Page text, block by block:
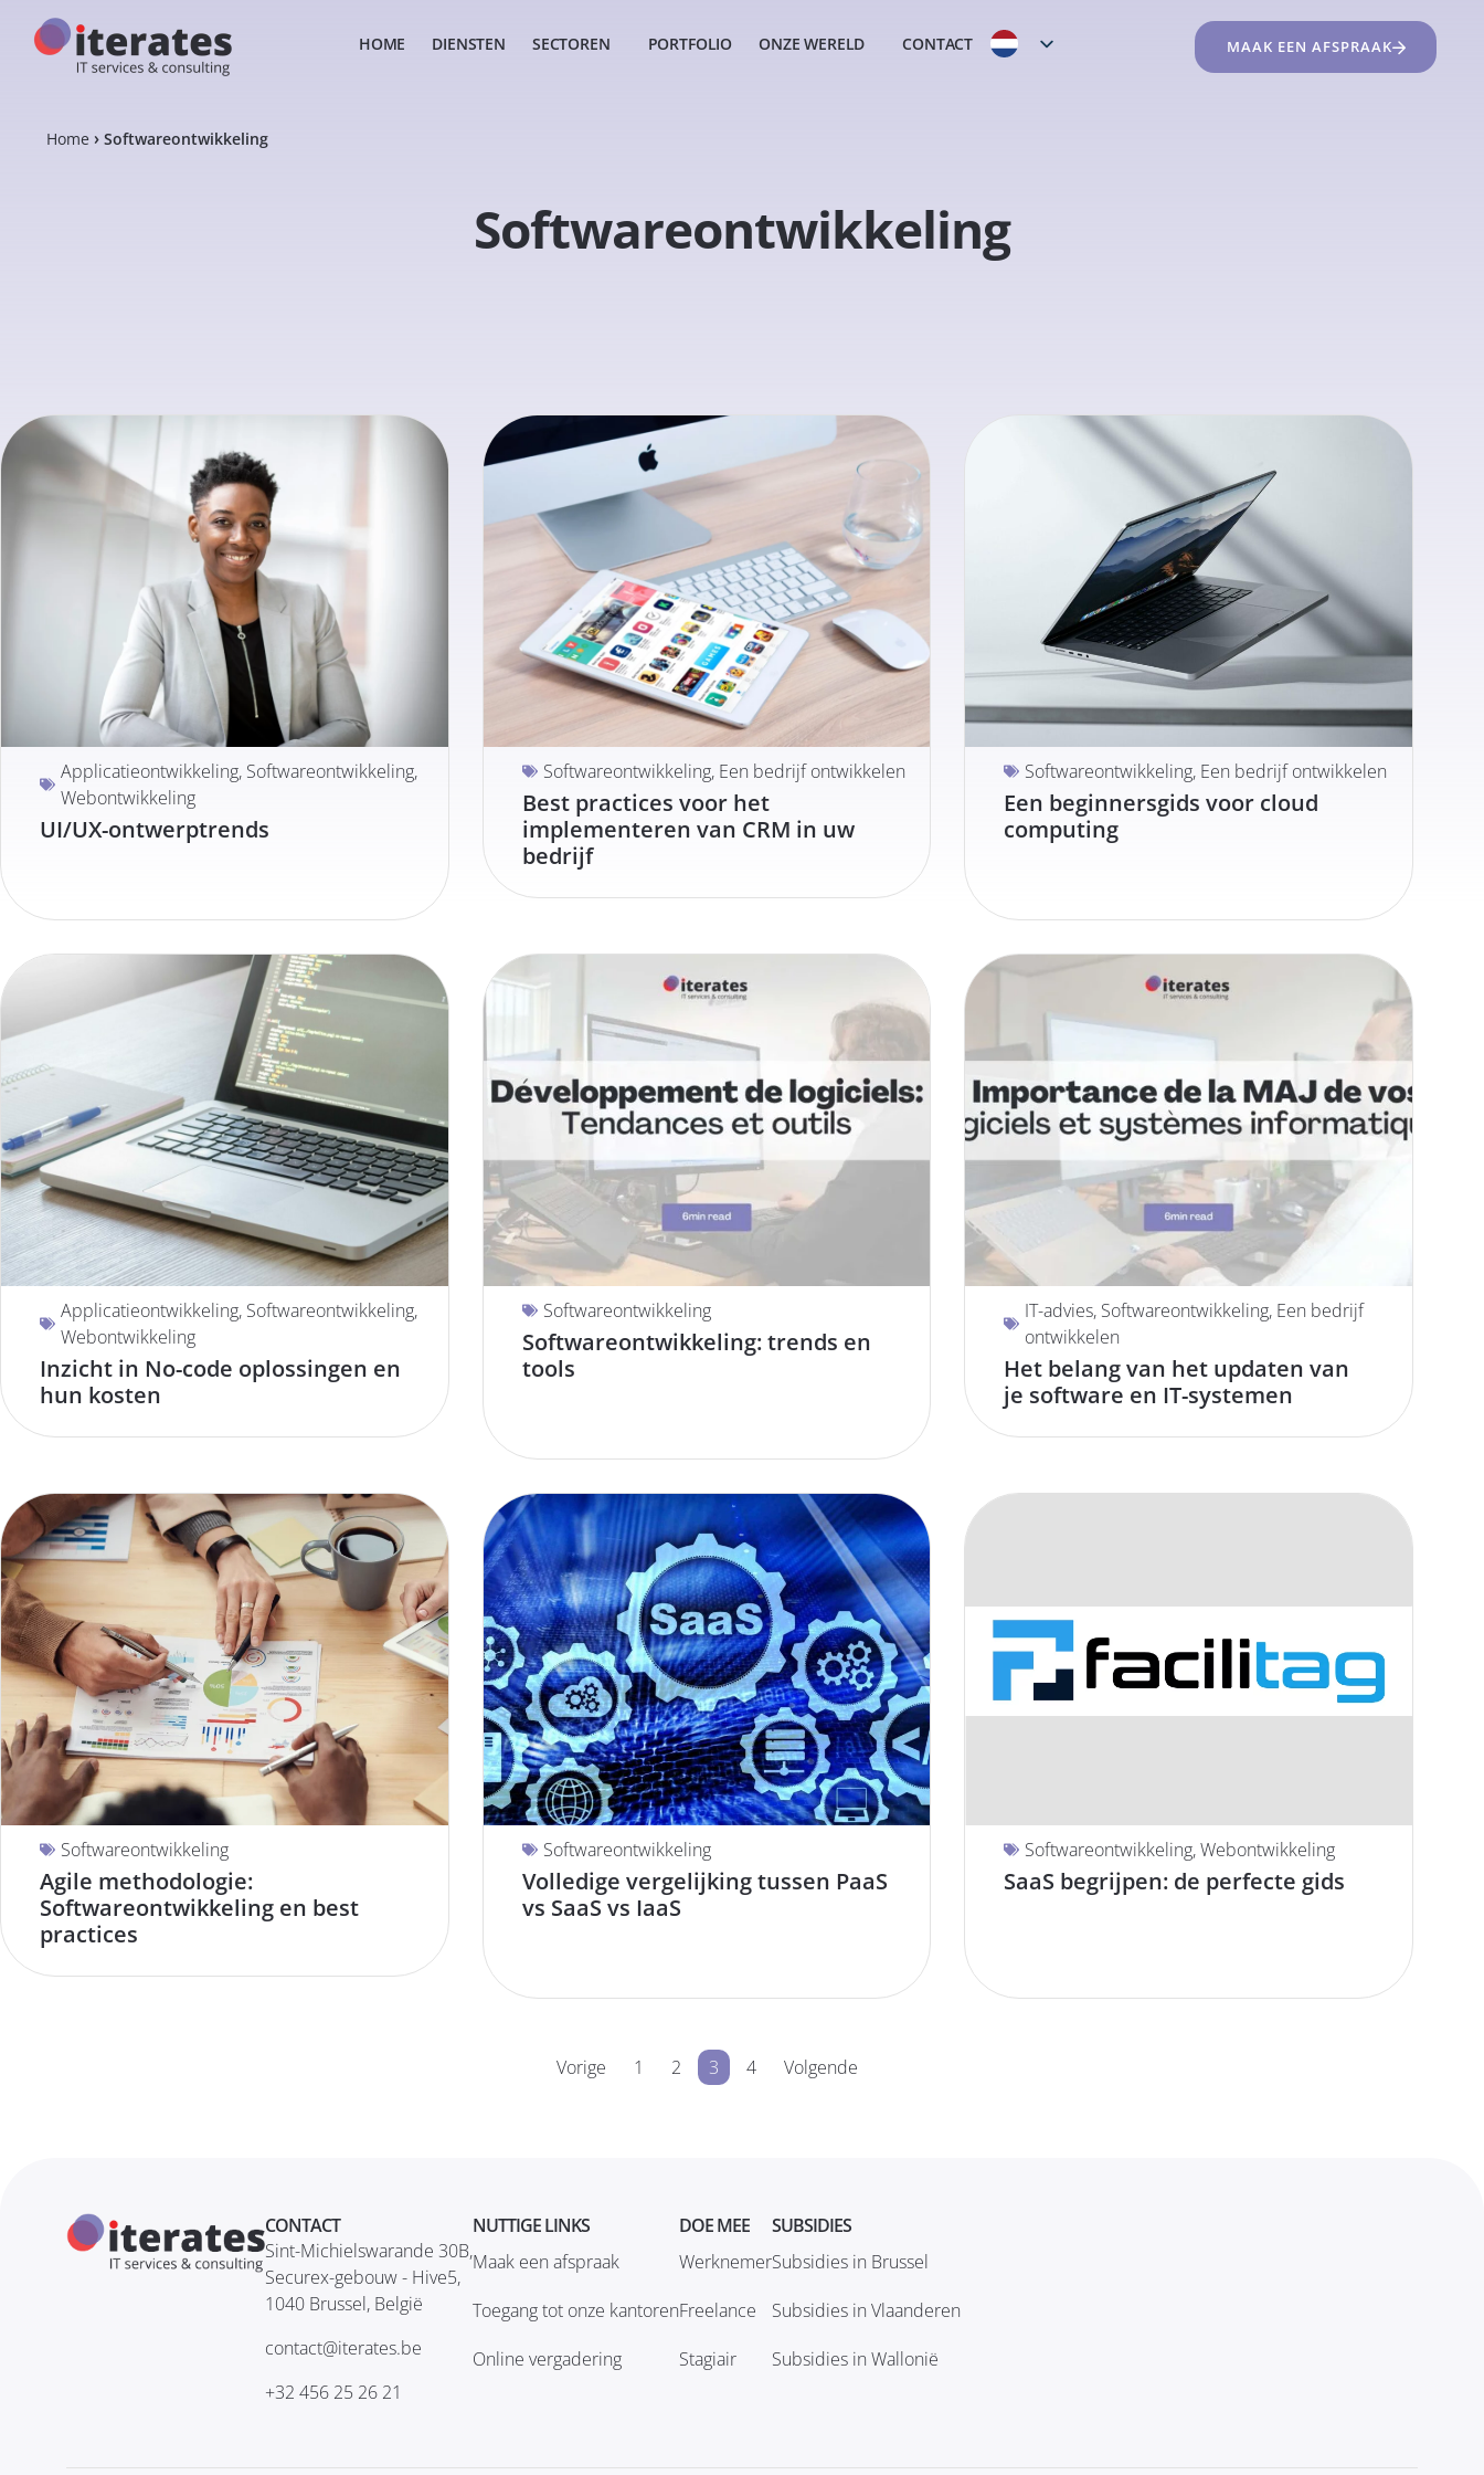
HOME DIENSTEN SECTOREN PORTFOLIO ONZE WERELD CONTACT MAAK EEN AFSPRAAK
Home Softwareontwikkeling
Softwareontwikkeling
Applicatieontwikkeling, Softwareontwikkeling,
Webontwikkeling
UI/UX-ontwerptrends
Softwareontwikkeling, Een bedrijf ontwikkelen
Best practices voor het
implementeren van CRM in uw
bedrijf
Softwareontwikkeling, Een bedrijf ontwikkelen
Een beginnersgids voor cloud
computing
Applicatieontwikkeling, Softwareontwikkeling,
Webontwikkeling
Inzicht in No-code oplossingen en
hun kosten
Softwareontwikkeling
Softwareontwikkeling: trends en
tools
IT-advies, Softwareontwikkeling, Een bedrijf
ontwikkelen
Het belang van het updaten van
je software en IT-systemen
Softwareontwikkeling
Agile methodologie:
Softwareontwikkeling en best
practices
Softwareontwikkeling
Volledige vergelijking tussen PaaS
vs SaaS vs IaaS
Softwareontwikkeling,Webontwikkeling
SaaS begrijpen: de perfecte gids
Vorige 1 2 3 4 Volgende
CONTACT
Sint-Michielswarande 30B,
Securex-gebouw - Hive5,
1040 Brussel, België
contact@iterates.be
+32 456 25 26 21
NUTTIGE LINKS
Maak een afspraak
Toegang tot onze kantoren
Online vergadering
DOE MEE
Werknemer
Freelance
Stagiair
SUBSIDIES
Subsidies in Brussel
Subsidies in Vlaanderen
Subsidies in Wallonië